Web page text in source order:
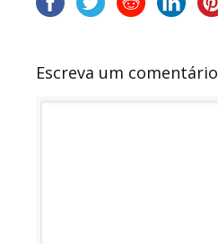
Escreva um comentário